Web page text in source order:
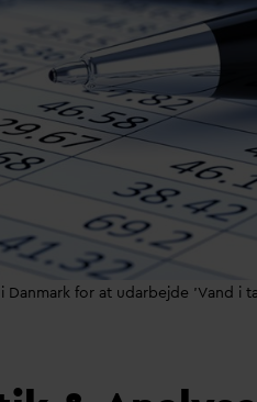
Danmark for at udarbejde 'Vand i